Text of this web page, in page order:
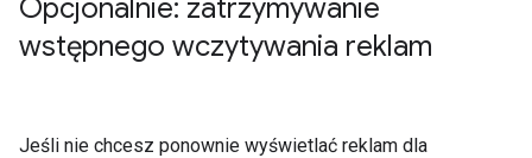
Opcjonalnie: zatrzymywanie
wstępnego wczytywania reklam
Jeśli nie chcesz ponownie wyświetlać reklam dla